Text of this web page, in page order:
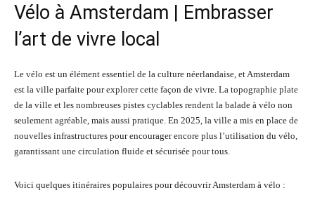
Vélo à Amsterdam | Embrasser
l’art de vivre local
Le vélo est un élément essentiel de la culture néerlandaise, et Amsterdam
est la ville parfaite pour explorer cette façon de vivre. La topographie plate
de la ville et les nombreuses pistes cyclables rendent la balade à vélo non
seulement agréable, mais aussi pratique. En 2025, la ville a mis en place de
nouvelles infrastructures pour encourager encore plus l’utilisation du vélo,
garantissant une circulation fluide et sécurisée pour tous.
Voici quelques itinéraires populaires pour découvrir Amsterdam à vélo :